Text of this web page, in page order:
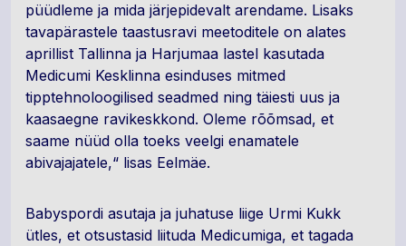
püüdleme ja mida järjepidevalt arendame. Lisaks
tavapärastele taastusravi meetoditele on alates
aprillist Tallinna ja Harjumaa lastel kasutada
Medicumi Kesklinna esinduses mitmed
tipptehnoloogilised seadmed ning täiesti uus ja
kaasaegne ravikeskkond. Oleme rõõmsad, et
saame nüüd olla toeks veelgi enamatele
abivajajatele,“ lisas Eelmäe.
Babyspordi asutaja ja juhatuse liige Urmi Kukk
ütles, et otsustasid liituda Medicumiga, et tagada